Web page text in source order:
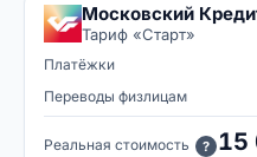
Московский
Тариф «Старт»
Платёжки
Переводы физлицам
Реальная стоимость ? 15